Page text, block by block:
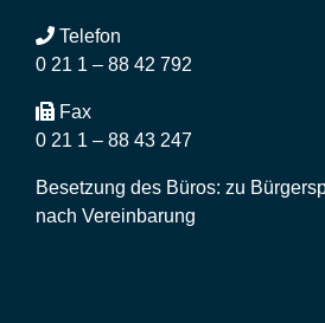
Telefon
0 21 1 – 88 42 792
Fax
0 21 1 – 88 43 247
Besetzung des Büros: zu
nach Vereinbarung